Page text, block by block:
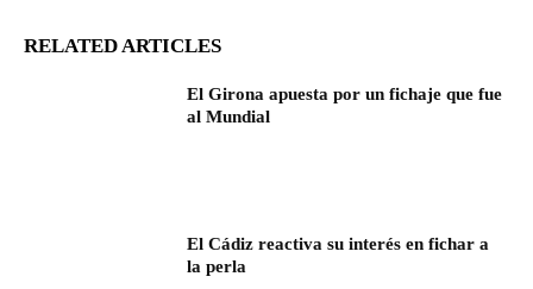
RELATED ARTICLES
El Girona apuesta por un fichaje que fue
al Mundial
El Cádiz reactiva su interés en fichar a
la perla